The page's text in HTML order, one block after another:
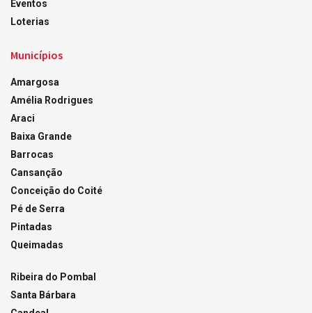
Eventos
Loterias
Municípios
Amargosa
Amélia Rodrigues
Araci
Baixa Grande
Barrocas
Cansanção
Conceição do Coité
Pé de Serra
Pintadas
Queimadas
Ribeira do Pombal
Santa Bárbara